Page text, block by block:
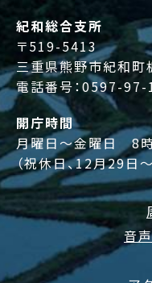
紀和総合支所
〒519-5413
三重県熊野市紀和町
電話番号：0597-97-
開庁時間
月曜日～金曜日 8
（祝休日、12月29日
音